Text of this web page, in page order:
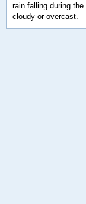
rain falling during
cloudy or overcast.